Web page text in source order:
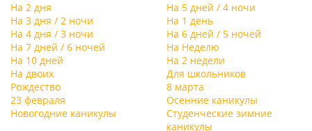
На 2 дня
На 5 дней / 4 ночи
На 3 дня / 2 ночи
На 1 день
На 4 дня / 3 ночи
На 6 дней / 5 ночей
На 7 дней / 6 ночей
На Неделю
На 10 дней
На 2 недели
На двоих
Для школьников
Рождество
8 марта
23 февраля
Осенние каникулы
Новогодние каникулы
Студенческие зимние
каникулы